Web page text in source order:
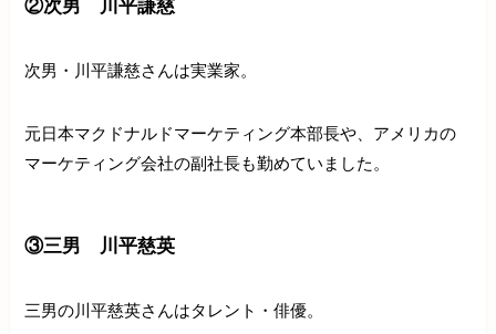
②次男 川平謙慈
次男・川平謙慈さんは実業家。
元日本マクドナルドマーケティング本部長や、アメリカの
マーケティング会社の副社長も勤めていました。
③三男 川平慈英
三男の川平慈英さんはタレント・俳優。